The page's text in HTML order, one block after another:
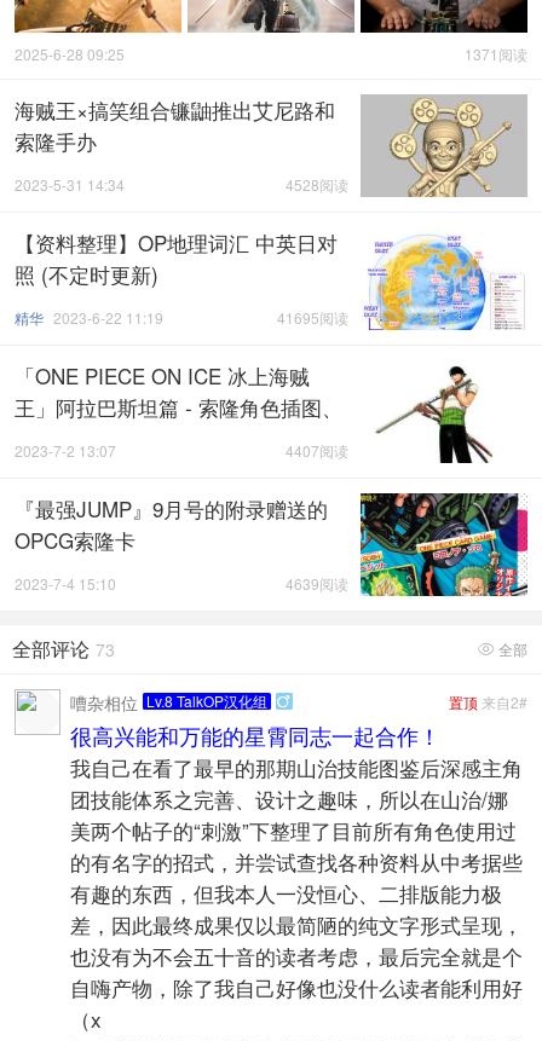
1371阅读
2025-6-28 09:25
海贼王×搞笑组合镰鼬推出艾尼路和
索隆手办
4528阅读
2023-5-31 14:34
【资料整理】OP地理词汇 中英日对
照 (不定时更新)
41695阅读
精华 2023-6-22 11:19
「ONE PIECE ON ICE 冰上海贼
王」阿拉巴斯坦篇 - 索隆角色插图、
演员田中刑事写真照和采访视频公
4407阅读
2023-7-2 13:07
『最强JUMP』9月号的附录赠送的
OPCG索隆卡
4639阅读
2023-7-4 15:10
 全部
全部评论 73
置顶 来自2#
嘈杂相位 Lv.8 TalkOP汉化组 
很高兴能和万能的星霄同志一起合作！
我自己在看了最早的那期山治技能图鉴后深感主角
团技能体系之完善、设计之趣味，所以在山治/娜
美两个帖子的“刺激”下整理了目前所有角色使用过
的有名字的招式，并尝试查找各种资料从中考据些
有趣的东西，但我本人一没恒心、二排版能力极
差，因此最终成果仅以最简陋的纯文字形式呈现，
也没有为不会五十音的读者考虑，最后完全就是个
自嗨产物，除了我自己好像也没什么读者能利用好
（x